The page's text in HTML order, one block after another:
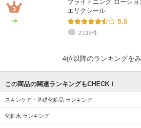
ブライトニング ローシ
エリクシール
5.5
2138件
4位以降のランキングを
この商品の関連ランキングもCHECK！
スキンケア・基礎化粧品 ランキング
化粧水 ランキング